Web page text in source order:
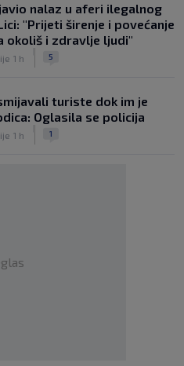
nalaz u aferi ilegalnog
"Prijeti širenje i povećanje
okoliš i zdravlje ljudi"
1 h 5
turiste dok im je
Oglasila se policija
1 h 1